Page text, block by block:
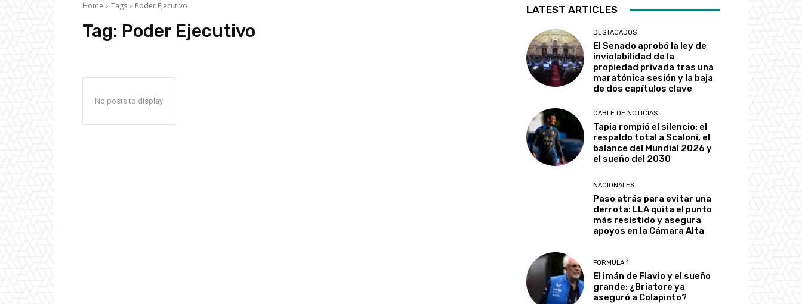
Home Tags Poder Ejecutivo
Tag: Poder Ejecutivo
No posts to display
LATEST ARTICLES
DESTACADOS
El Senado aprobó la ley de
inviolabilidad de la
propiedad privada tras una
maratónica sesión y la baja
de dos capítulos clave
CABLE DE NOTICIAS
Tapia rompió el silencio: el
respaldo total a Scaloni, el
balance del Mundial 2026 y
el sueño del 2030
NACIONALES
Paso atrás para evitar una
derrota: LLA quita el punto
más resistido y asegura
apoyos en la Cámara Alta
FORMULA 1
El imán de Flavio y el sueño
grande: ¿Briatore ya
aseguró a Colapinto?